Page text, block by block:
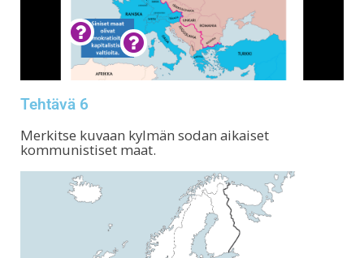
Tehtävä 6
Merkitse kuvaan kylmän sodan aikaiset
kommunistiset maat.